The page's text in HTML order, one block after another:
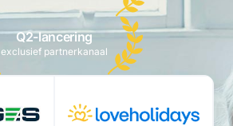
Q2-lancering
exclusief partnerkanaal